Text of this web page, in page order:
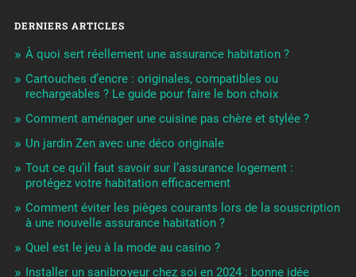
DERNIERS ARTICLES
À quoi sert réellement une assurance habitation ?
Cartouches d’encre : originales, compatibles ou
rechargeables ? Le guide pour faire le bon choix
Comment aménager une cuisine pas chère et stylée ?
Un jardin Zen avec une déco originale
Tout ce qu’il faut savoir sur l’assurance logement :
protégez votre habitation efficacement
Comment éviter les pièges courants lors de la souscription
à une nouvelle assurance habitation ?
Quel est le jeu à la mode au casino ?
Installer un sanibroyeur chez soi en 2024 : bonne idée